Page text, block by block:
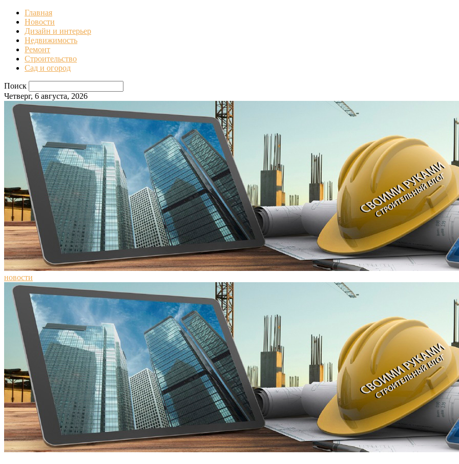
Главная
Новости
Дизайн и интерьер
Недвижимость
Ремонт
Строительство
Сад и огород
Поиск
Четверг, 6 августа, 2026
новости